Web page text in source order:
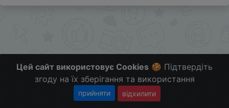
Цей сайт використовує Cookies 🍪 Підтвердіть
згоду на їх зберігання та використання
прийняти відхилити